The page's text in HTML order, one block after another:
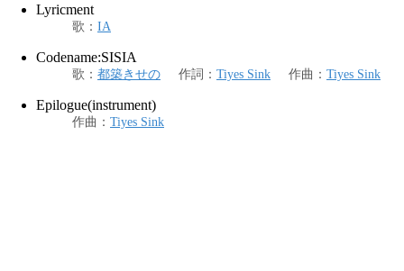
Lyricment
歌 ： IA
Codename:SISIA
歌 ： 都築きせの 作詞 ： Tiyes Sink 作曲 ： Tiyes Sink
Epilogue(instrument)
作曲 ： Tiyes Sink